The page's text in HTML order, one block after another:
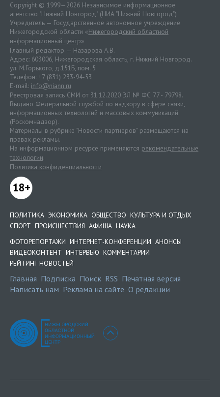
Copyright © 1999—2026 Независимое информационное
агентство "Нижний Новгород" (НИА "Нижний Новгород")
Учредитель — Государственное автономное учреждение
Нижегородской области «Нижегородский областной
информационный центр»
Главный редактор — Назарова А.В.
Адрес: 603006, Нижегородская область, г. Нижний Новгород.
ул. М.Горького, д.151Б, пом. 5
Телефон: +7 (831) 233-94-53
E-mail: info@niann.ru
Реестровая запись СМИ от 31.12.2020 ЭЛ № ФС 77 - 79798.
Выдано Федеральной службой по надзору в сфере связи,
информационных технологий и массовых коммуникаций
(Роскомнадзор).
Материалы в рубрике "Новости партнеров" размещаются на
правах рекламы.
На информационном ресурсе применяются рекомендательные
технологии.
Политика конфиденциальности
18+
ПОЛИТИКА ЭКОНОМИКА ОБЩЕСТВО КУЛЬТУРА И ОТДЫХ
СПОРТ ПРОИСШЕСТВИЯ АФИША НАУКА
ФОТОРЕПОРТАЖИ ИНТЕРНЕТ-КОНФЕРЕНЦИИ АНОНСЫ
ВИДЕОКОНТЕНТ ИНТЕРВЬЮ КОММЕНТАРИИ
РЕЙТИНГ НОВОСТЕЙ
Главная Подписка Поиск RSS Печатная версия
Написать нам Реклама на сайте О редакции